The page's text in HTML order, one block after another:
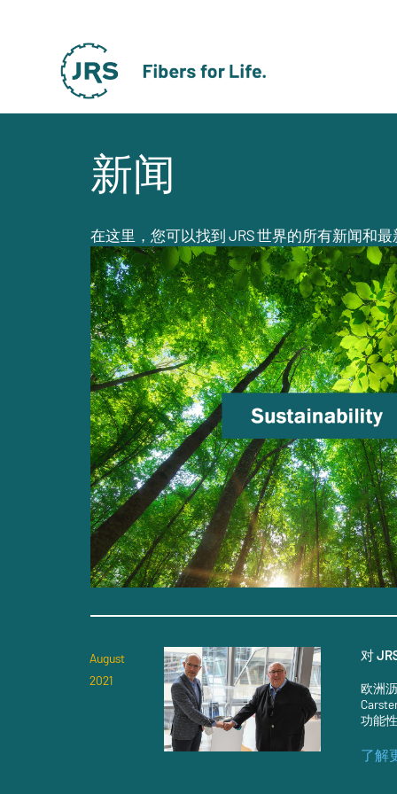
新闻
在这里，您可以找到 JRS 世界的所有新闻和
August
2021
对
欧洲
功能
了解